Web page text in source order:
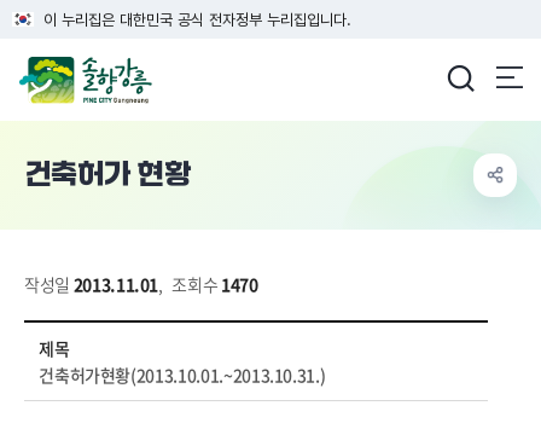
이 누리집은 대한민국 공식 전자정부 누리집입니다.
건축허가 현황
작성일 2013.11.01, 조회수 1470
제목
건축허가현황(2013.10.01.~2013.10.31.)